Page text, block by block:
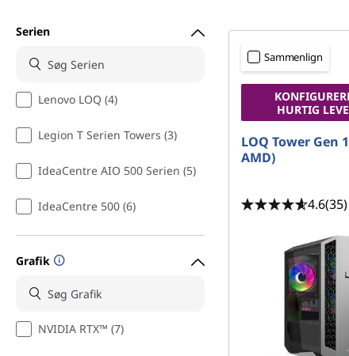
nn
o
Serien
Lenovo LOQ (4)
Legion T Serien Towers (3)
IdeaCentre AIO 500 Serien (5)
IdeaCentre 500 (6)
Grafik
NVIDIA RTX™ (7)
Sammenlign
HURTIG
LOQ Tower Gen
AMD)
4.6(35)